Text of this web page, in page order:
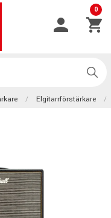
0
Elgitarrförstärkare